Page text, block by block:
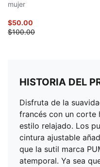
mujer
$50.00
$100.00
HISTORIA DEL
Disfruta de la
francés con un corte
estilo relajado. Los
cintura ajustable
que la sutil marca
atemporal. Ya sea